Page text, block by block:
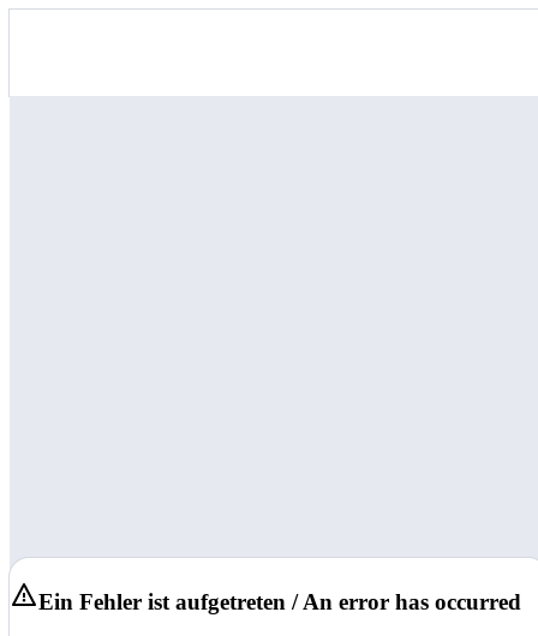
Ein Fehler ist aufgetreten / An error has occurred